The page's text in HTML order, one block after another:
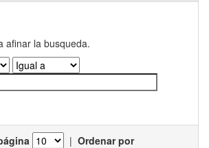
afinar la busqueda.
| Ordenar por